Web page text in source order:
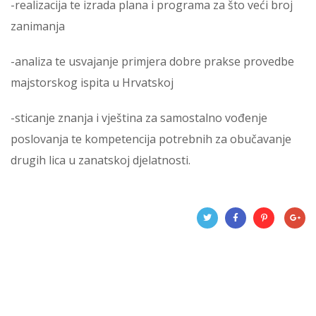
-realizacija te izrada plana i programa za što veći broj
zanimanja
-analiza te usvajanje primjera dobre prakse provedbe
majstorskog ispita u Hrvatskoj
-sticanje znanja i vještina za samostalno vođenje
poslovanja te kompetencija potrebnih za obučavanje
drugih lica u zanatskoj djelatnosti.